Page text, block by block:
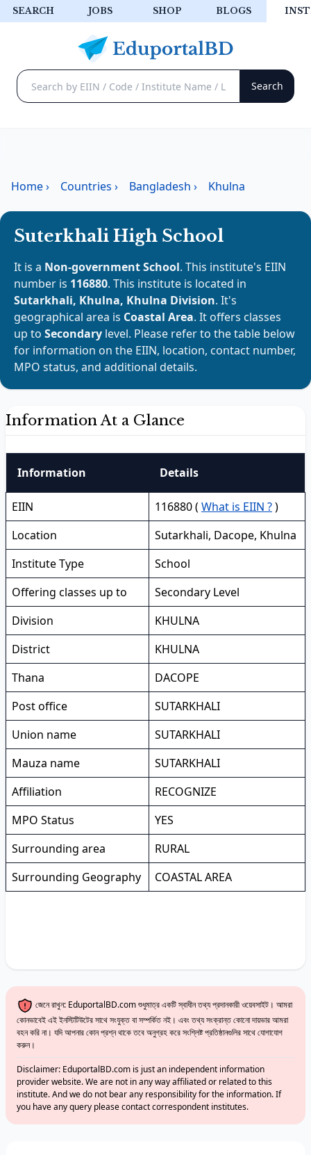
SEARCH JOBS SHOP BLOGS
Home› Countries › Bangladesh › Khulna
Suterkhali High School
It is a Non-government School. This institute's EIIN
number is 116880. This institute is located in
Sutarkhali, Khulna, Khulna Division. It's
geographical area is Coastal Area. It offers classes
up to Secondary level. Please refer to the table below
for information on the EIIN, location, contact number,
MPO status, and additional details.
Information At a Glance
Information Details
EIIN 116880 ( What is EIIN ?)
Location
Sutarkhali, Dacope, Khulna
Institute Type
School
Offering classes up to
Secondary Level
Division
KHULNA
District
KHULNA
Thana
DACOPE
Post office
SUTARKHALI
Union name
SUTARKHALI
Mauza name
SUTARKHALI
Affiliation
RECOGNIZE
MPO Status
YES
Surrounding area
RURAL
Surrounding Geography
COASTAL AREA
জেনে রাখুন: EduportalBD.com শুধুমাত্র একটি স্বাধীন তথ্য প্রদানকারী ওয়েবসাইট। আমরা
কোনভাবেই এই ইনস্টিটিউটের সাথে সংযুক্ত বা সম্পর্কিত নই। এবং তথ্য সংক্রান্ত কোনো দায়ভার আমরা
বহন করি না। যদি আপনার কোন প্রশ্ন থাকে তবে অনুগ্রহ করে সংশ্লিষ্ট প্রতিষ্ঠানগুলির সাথে যোগাযোগ
করুন।
Disclaimer: EduportalBD.com is just an independent information
provider website. We are not in any way affiliated or related to this
institute. And we do not bear any responsibility for the information. If
you have any query please contact correspondent institutes.